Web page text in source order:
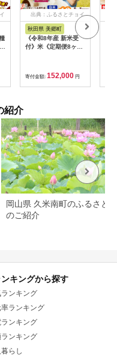
ス
出典：ふるさとチョイ
秋田県 美郷町
《令和8年産 新米受
付》米《定期便8ヶ
10kg（5kg×2袋）秋
田県美郷町産 [5kg袋
お米 こめ ご飯 ごはん
寄付金額: 152,000 円
紹介
岡山県 久米南町のふるさと
のご紹介
ンキングから探す
ランキング
率ランキング
ランキング
ランキング
らし